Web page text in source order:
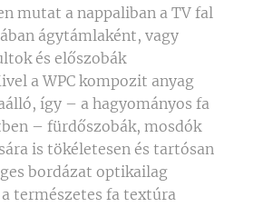
mutat a nappaliban a TV fal
ágytámlaként, vagy
és előszobák
a WPC kompozit anyag
így – a hagyományos fa
– fürdőszobák, mosdók
is tökéletesen és tartósan
bordázat optikailag
természetes fa textúra